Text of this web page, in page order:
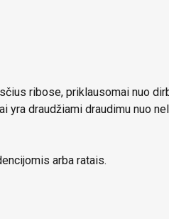
ribose, priklausomai nuo
yra draudžiami draudimu nuo
arba ratais.